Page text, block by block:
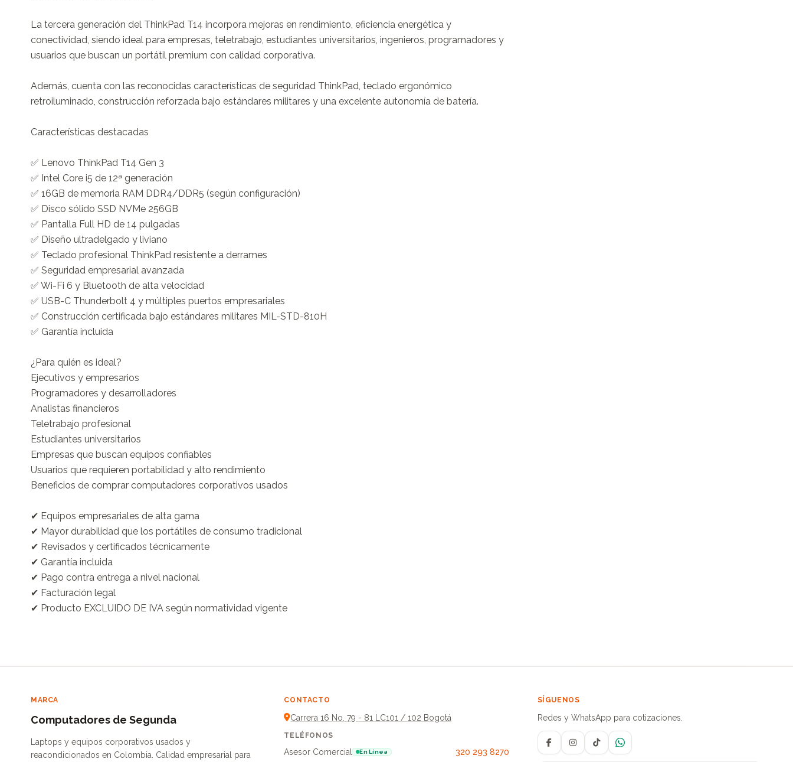
La tercera generación del ThinkPad T14 incorpora mejoras en rendimiento, eficiencia energética y
conectividad, siendo ideal para empresas, teletrabajo, estudiantes universitarios, ingenieros, programadores y
usuarios que buscan un portátil premium con calidad corporativa.
Además, cuenta con las reconocidas características de seguridad ThinkPad, teclado ergonómico
retroiluminado, construcción reforzada bajo estándares militares y una excelente autonomía de batería.
Características destacadas
✅ Lenovo ThinkPad T14 Gen 3
✅ Intel Core i5 de 12ª generación
✅ 16GB de memoria RAM DDR4/DDR5 (según configuración)
✅ Disco sólido SSD NVMe 256GB
✅ Pantalla Full HD de 14 pulgadas
✅ Diseño ultradelgado y liviano
✅ Teclado profesional ThinkPad resistente a derrames
✅ Seguridad empresarial avanzada
✅ Wi-Fi 6 y Bluetooth de alta velocidad
✅ USB-C Thunderbolt 4 y múltiples puertos empresariales
✅ Construcción certificada bajo estándares militares MIL-STD-810H
✅ Garantía incluida
¿Para quién es ideal?
Ejecutivos y empresarios
Programadores y desarrolladores
Analistas financieros
Teletrabajo profesional
Estudiantes universitarios
Empresas que buscan equipos confiables
Usuarios que requieren portabilidad y alto rendimiento
Beneficios de comprar computadores corporativos usados
✔ Equipos empresariales de alta gama
✔ Mayor durabilidad que los portátiles de consumo tradicional
✔ Revisados y certificados técnicamente
✔ Garantía incluida
✔ Pago contra entrega a nivel nacional
✔ Facturación legal
✔ Producto EXCLUIDO DE IVA según normatividad vigente
MARCA
Computadores de Segunda
Laptops y equipos corporativos usados y
reacondicionados en Colombia. Calidad empresarial para
CONTACTO
Carrera 16 No. 79 - 81 LC101 / 102 Bogotá
TELÉFONOS
Asesor Comercial En Línea 320 293 8270
SÍGUENOS
Redes y WhatsApp para cotizaciones.
FacebookInstagramTikTokWhatsApp